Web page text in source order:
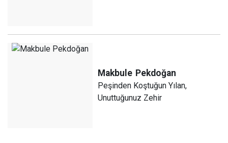
Makbule Pekdoğan
Peşinden Koştuğun Yılan,
Unuttuğunuz Zehir